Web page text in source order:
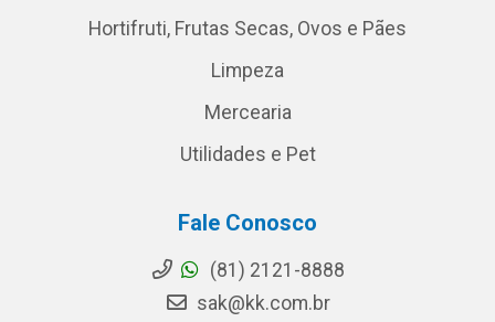
Hortifruti, Frutas Secas, Ovos e Pães
Limpeza
Mercearia
Utilidades e Pet
Fale Conosco
(81) 2121-8888
sak@kk.com.br